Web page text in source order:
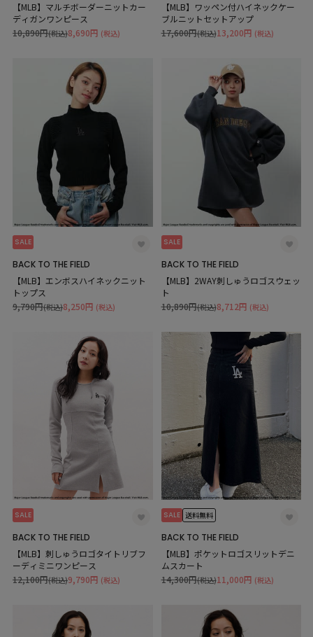
【MLB】マルチボーダーニットカー
ディガンワンピース
8,690円 (税込)
10,890円(税込)
【MLB】ワッペン付ハイネックケー
ブルニットセットアップ
13,200円 (税込)
17,600円(税込)
SALE
BACK TO THE FIELD
【MLB】エンボスハイネックニット
トップス
8,250円 (税込)
9,790円(税込)
SALE
BACK TO THE FIELD
【MLB】2WAY刺しゅうロゴスウェッ
ト
8,712円 (税込)
10,890円(税込)
SALE
BACK TO THE FIELD
【MLB】刺しゅうロゴタイトリブフ
ーディミニワンピース
9,790円 (税込)
12,100円(税込)
SALE 送料無料
BACK TO THE FIELD
【MLB】ポケットロゴスリットデニ
ムスカート
11,000円 (税込)
14,300円(税込)